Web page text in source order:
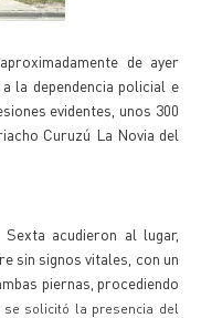
de ayer
la dependencia policial e
evidentes, unos 300
Curuzú La Novia del
acudieron al lugar,
sin signos vitales, con un
piernas, procediendo
se solicitó la presencia del